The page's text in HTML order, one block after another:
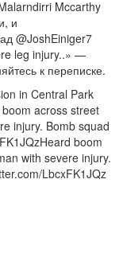
Mccarthy
и
@JoshEiniger7
leg injury..» —
к переписке.
in Central Park
across street
injury. Bomb squad
boom
with severe injury.
LbcxFK1JQz